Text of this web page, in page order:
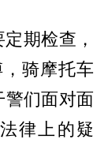
期检查，
骑摩托车
警们面对面
律上的疑